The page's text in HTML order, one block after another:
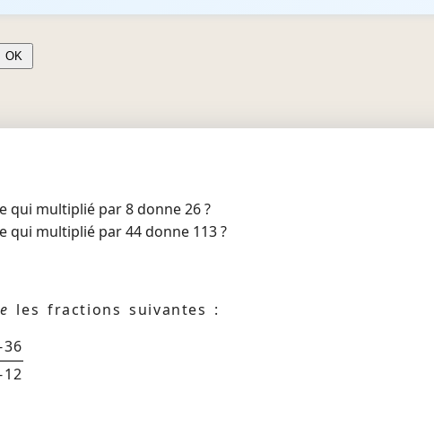
qui multiplié par 8 donne 26 ?
qui multiplié par 44 donne 113 ?
les fractions suivantes :
36
12